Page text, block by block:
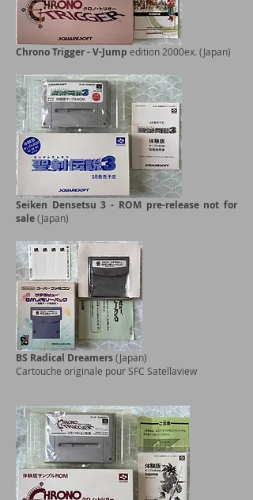
Chrono Trigger - V-Jump edition 2000ex. (Japan)
Seiken Densetsu 3 - ROM pre-release not for
sale(Japan)
BS Radical Dreamers(Japan)
Cartouche originale pour SFC Satellaview